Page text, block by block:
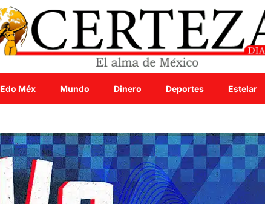
Edo Méx Mundo Dinero Deportes Estelar